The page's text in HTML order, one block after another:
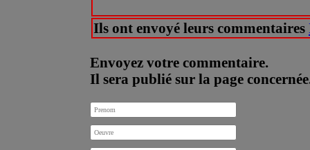
Ils ont envoyé leurs commentaires
Envoyez votre commentaire.
Il sera publié sur la page